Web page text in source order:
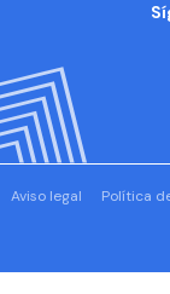
Aviso legal Política